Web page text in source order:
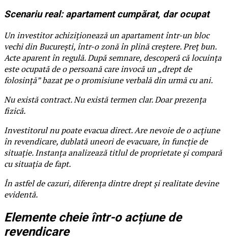
Scenariu real: apartament cumpărat, dar ocupat
Un investitor achiziționează un apartament într-un bloc
vechi din București, într-o zonă în plină creștere. Preț bun.
Acte aparent în regulă. După semnare, descoperă că locuința
este ocupată de o persoană care invocă un „drept de
folosință” bazat pe o promisiune verbală din urmă cu ani.
Nu există contract. Nu există termen clar. Doar prezența
fizică.
Investitorul nu poate evacua direct. Are nevoie de o acțiune
în revendicare, dublată uneori de evacuare, în funcție de
situație. Instanța analizează titlul de proprietate și compară
cu situația de fapt.
În astfel de cazuri, diferența dintre drept și realitate devine
evidentă.
Elemente cheie într-o acțiune de
revendicare